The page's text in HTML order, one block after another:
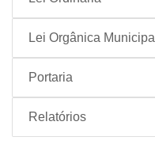
Lei Orgânica Municipal
Portaria
Relatórios